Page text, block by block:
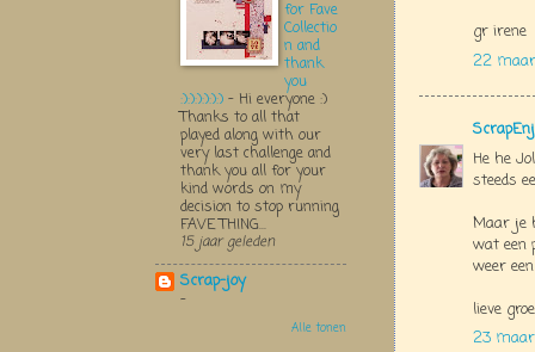
gr irene
22
He he
steeds
Maar je
wat een
weer
lieve
23
for Fave
Collectio
n and
thank
you
:):):):):):) - Hi everyone :)
Thanks to all that
played along with our
very last challenge and
thank you all for your
kind words on my
decision to stop running
FAVE THING...
15 jaar geleden
Scrap-joy
-
Alle tonen